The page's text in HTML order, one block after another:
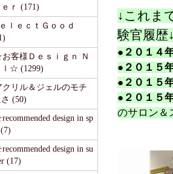
ｅｒ (171)
ｌｅｃｔＧｏｏｄ
客様Ｄｅｓｉｇｎ Ｎ
ｌ☆ (1299)
クリル＆ジェルのモチ
(50)
design in sp
design in su
(17)
↓これま
験官履歴
●２０１４
●２０１５
●２０１５
●２０１５
のサロン＆